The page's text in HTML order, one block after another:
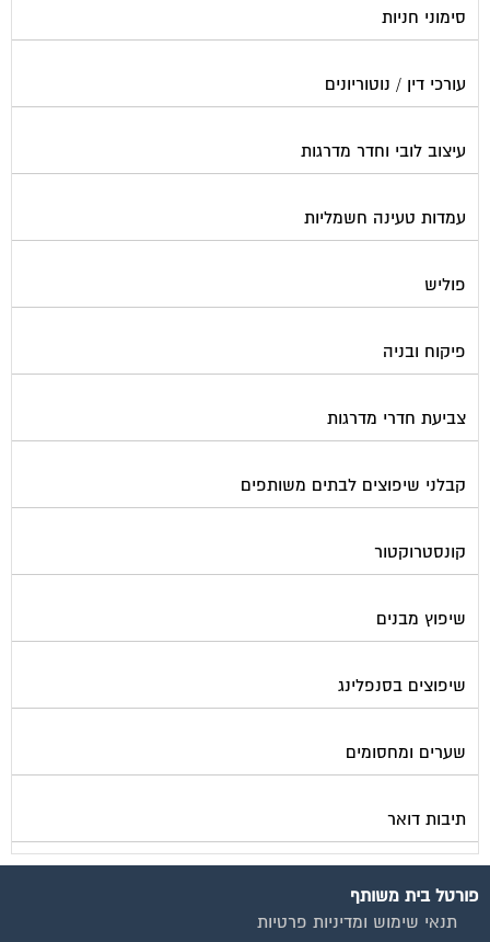
סימוני חניות
עורכי דין / נוטוריונים
עיצוב לובי וחדר מדרגות
עמדות טעינה חשמליות
פוליש
פיקוח ובניה
צביעת חדרי מדרגות
קבלני שיפוצים לבתים משותפים
קונסטרוקטור
שיפוץ מבנים
שיפוצים בסנפלינג
שערים ומחסומים
תיבות דואר
פורטל בית משותף
תנאי שימוש ומדיניות פרטיות